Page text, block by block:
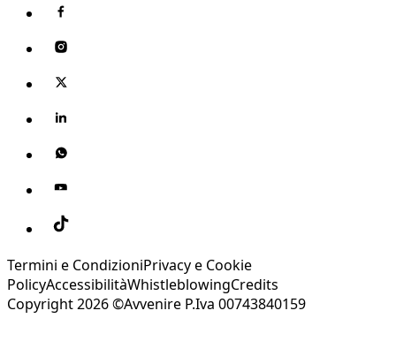
Termini e CondizioniPrivacy e Cookie
PolicyAccessibilitàWhistleblowingCredits
Copyright 2026 ©Avvenire P.Iva 00743840159